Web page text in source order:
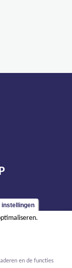
instellingen
en de functies